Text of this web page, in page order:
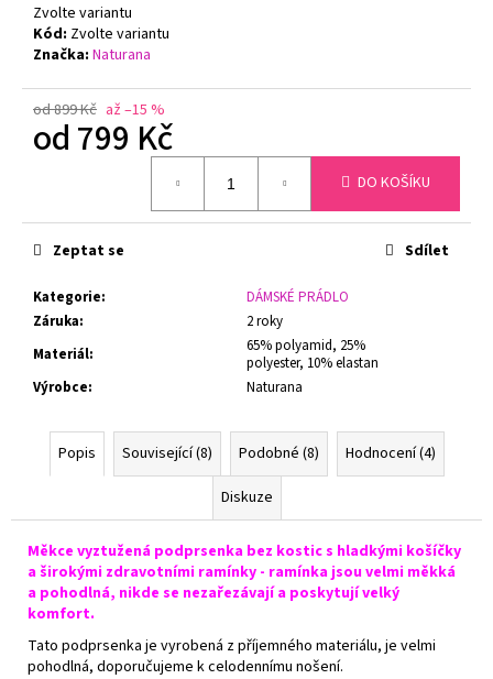
Zvolte variantu
Kód: Zvolte variantu
Značka: Naturana
od 899 Kč až –15 %
od799 Kč
DO KOŠÍKU
Kategorie:
DÁMSKÉ PRÁDLO
Záruka:
2 roky
Materiál:
65% polyamid, 25%
polyester, 10% elastan
Výrobce: Naturana
Zeptat se Sdílet
Popis Související (8) Podobné (8)
Hodnocení (4)
Diskuze
Měkce vyztužená podprsenka bez kostic s hladkými košíčky
a širokými zdravotními ramínky - ramínka jsou velmi měkká
a pohodlná, nikde se nezařezávají a poskytují velký
komfort.
Tato podprsenka je vyrobená z příjemného materiálu, je velmi
pohodlná, doporučujeme k celodennímu nošení.
NATURANA
5063
TĚLOVÁ
719
Kč
Původně:
799